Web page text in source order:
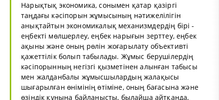
Нарықтық экономика, сонымен қатар қазіргі
таңдағы кәсіпорын жұмысының нәтижелілігін
анықтайтын экономикалық механизмдердің бірі -
еңбекті мөлшерлеу, еңбек нарығын зерттеу, еңбек
ақыны және оның рөлін жоғарылату объективті
қажеттілік болып табылады. Жұмыс берушілердің
кәсіпорынның негізгі қызметінен алынған табысы
мен жалданбалы жұмысшылардың жалақысы
шығарылған өнімінің өтіміне, оның бағасына және
өзіндік құнына байланысты, былайша айтқанда,